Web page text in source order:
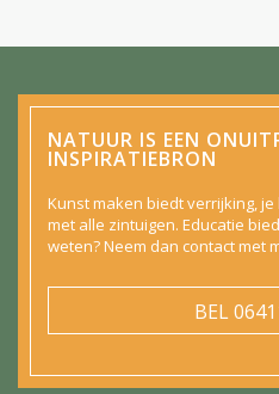
NATUUR IS EEN
INSPIRATIEBRON
Kunst maken biedt verrijking,
met alle zintuigen. Educatie
weten? Neem dan contact met
BEL